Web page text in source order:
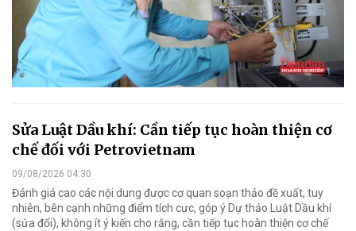
Sửa Luật Dầu khí: Cần tiếp tục hoàn thiện cơ
chế đối với Petrovietnam
09/08/2026 04:30
Đánh giá cao các nội dung được cơ quan soạn thảo đề xuất, tuy
nhiên, bên cạnh những điểm tích cực, góp ý Dự thảo Luật Dầu khí
(sửa đổi), không ít ý kiến cho rằng, cần tiếp tục hoàn thiện cơ chế